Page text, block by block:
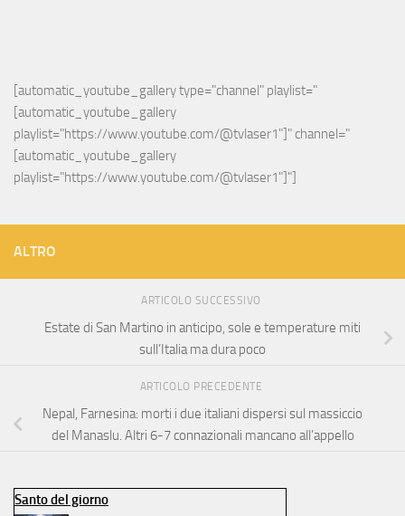
[automatic_youtube_gallery type="channel" playlist="
[automatic_youtube_gallery
playlist="https://www.youtube.com/@tvlaser1"]" channel="
[automatic_youtube_gallery
playlist="https://www.youtube.com/@tvlaser1"]"]
ALTRO
ARTICOLO SUCCESSIVO
Estate di San Martino in anticipo, sole e temperature miti
sull’Italia ma dura poco
ARTICOLO PRECEDENTE
Nepal, Farnesina: morti i due italiani dispersi sul massiccio
del Manaslu. Altri 6-7 connazionali mancano all’appello
Santo del giorno